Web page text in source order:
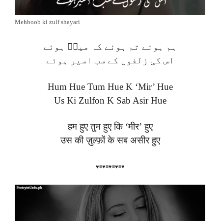
Mehboob ki zulf shayari
ہم ہوئے تم ہوئے کہ میرؔ ہوئے
اس کی زلفوں کے سب اسیر ہوئے
Hum Hue Tum Hue K ‘Mir’ Hue
Us Ki Zulfon K Sab Asir Hue
हम हुए तुम हुए कि ‘मीर’ हुए
उस की ज़ुल्फ़ों के सब असीर हुए
♥≡♥≡♥≡♥≡♥